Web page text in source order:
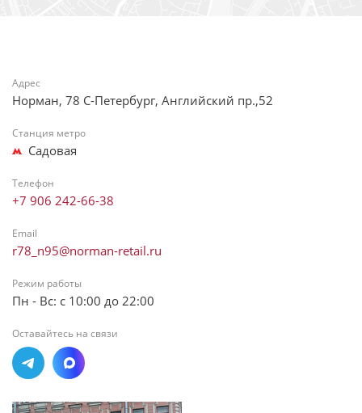
Адрес
Норман, 78 С-Петербург, Английский пр.,52
Станция метро
Садовая
Телефон
+7 906 242-66-38
Email
r78_n95@norman-retail.ru
Режим работы
Пн - Вс: с 10:00 до 22:00
Оставайтесь на связи